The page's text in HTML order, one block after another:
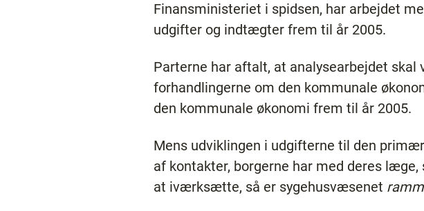
Finansministeriet i spidsen, har arbejdet
udgifter og indtægter frem til år 2005.
Parterne har aftalt, at analysearbejdet
forhandlingerne om den kommunale
den kommunale økonomi frem til år 2005.
Mens udviklingen i udgifterne til den
af kontakter, borgerne har med deres
at iværksætte, så er sygehusvæsenet